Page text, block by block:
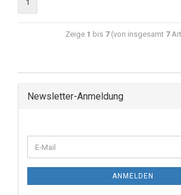
1
Zeige 1 bis 7(von insgesamt 7
Newsletter-Anmeldung
ANMELDEN